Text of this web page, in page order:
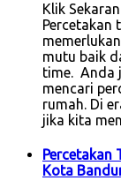
Klik
Percetakan
mutu baik
time. Anda
mencari
rumah. Di
jika kita
Percetakan
Kota